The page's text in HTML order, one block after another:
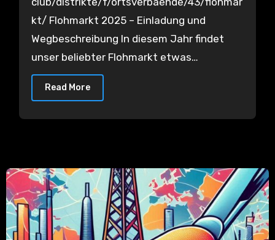
kt/ Flohmarkt 2025 – Einladung und
Wegbeschreibung In diesem Jahr findet
unser beliebter Flohmarkt etwas…
Read More